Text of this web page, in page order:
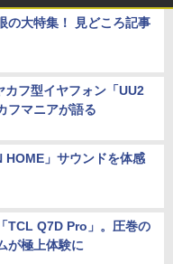
の大特集！ 見どころ記事
カフ型イヤフォン「UU2
フマニアが語る
HOME」サウンドを体感
TCL Q7D Pro」。圧巻の
が極上体験に